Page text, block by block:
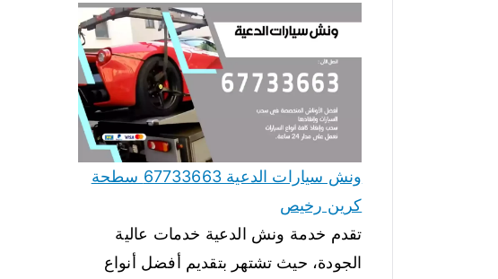
ونش سيارات الدعية 67733663 سطحة
كرين رخيص
تقدم خدمة ونش الدعية خدمات عالية
الجودة، حيث تشتهر بتقديم أفضل أنواع